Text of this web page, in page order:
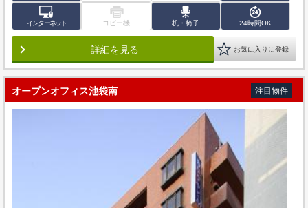
インターネット コピー機 机・椅子 24時間OK
詳細を見る お気に入りに登録
オープンオフィス池袋南 注目物件